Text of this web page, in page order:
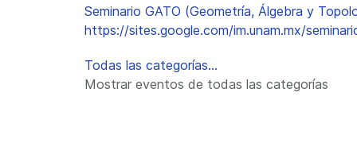
Seminario GATO (Geometría, Álgebra y
https://sites.google.com/im.unam.mx/
Todas las categorías...
Mostrar eventos de todas las categorías